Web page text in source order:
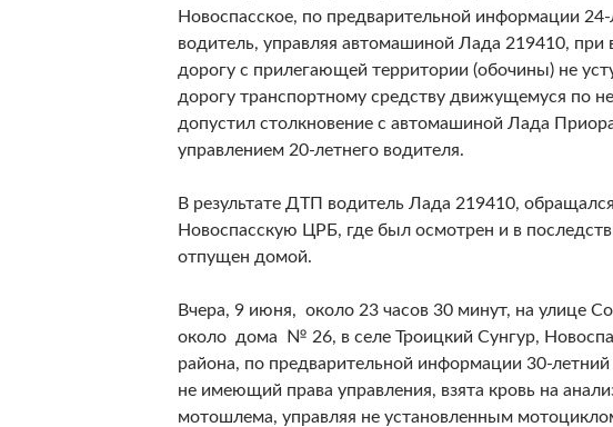
Новоспасское, по предварительной информации 24-
водитель, управляя автомашиной Лада 219410, при
дорогу с прилегающей территории (обочины) не
дорогу транспортному средству движущемуся по
допустил столкновение с автомашиной Лада
управлением 20-летнего водителя.
В результате ДТП водитель Лада 219410,
Новоспасскую ЦРБ, где был осмотрен и в
отпущен домой.
Вчера, 9 июня, около 23 часов 30 минут, на улице
около дома № 26, в селе Троицкий Сунгур,
района, по предварительной информации 30-летний
не имеющий права управления, взята кровь на
мотошлема, управляя не установленным